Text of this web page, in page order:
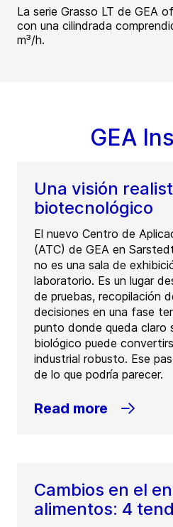
La serie Grasso LT de GEA
con una cilindrada
m³/h.
GEA
Una visión
biotecnológico
El nuevo Centro de
(ATC) de GEA en
no es una sala de
laboratorio. Es un lugar
de pruebas, recopilación
decisiones en una fase
punto donde queda claro
biológico puede
industrial robusto. Ese
de lo que podría parecer.
Read more
Cambios en el
alimentos: 4